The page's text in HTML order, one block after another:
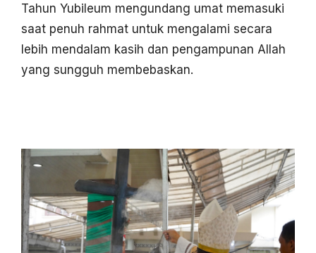
Tahun Yubileum mengundang umat memasuki
saat penuh rahmat untuk mengalami secara
lebih mendalam kasih dan pengampunan Allah
yang sungguh membebaskan.